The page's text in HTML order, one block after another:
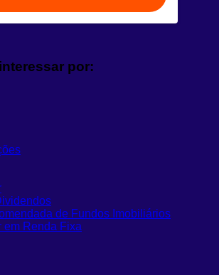
por:
de Fundos Imobiliários
em Renda Fixa